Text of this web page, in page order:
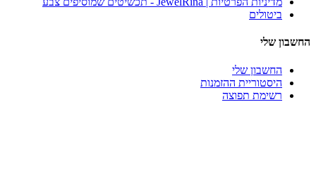
ביטולים
החשבון שלי
החשבון שלי
היסטוריית ההזמנות
רשימת תפוצה